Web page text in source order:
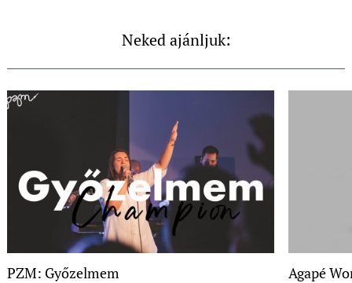
Neked ajánljuk:
PZM: Győzelmem Agapé